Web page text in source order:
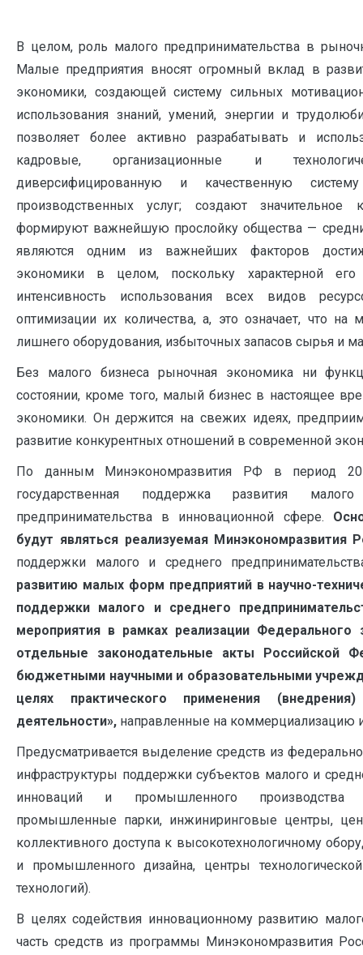
В целом, роль малого предпринимательства в
Малые предприятия вносят огромный вклад в
экономики, создающей систему сильных
использования знаний, умений, энергии и
позволяет более активно разрабатывать и
кадровые, организационные и
диверсифицированную и качественную
производственных услуг; создают
формируют важнейшую прослойку общества —
являются одним из важнейших факторов
экономики в целом, поскольку характерной его
интенсивность использования всех видов
оптимизации их количества, а, это означает, что
лишнего оборудования, избыточных запасов сырья и
Без малого бизнеса рыночная экономика ни
состоянии, кроме того, малый бизнес в настоящее
экономики. Он держится на свежих идеях,
развитие конкурентных отношений в современной
По данным Минэкономразвития РФ в период
государственная поддержка развития
предпринимательства в инновационной сфере.
будут являться реализуемая Минэкономразвития
поддержки малого и среднего
развитию малых форм предприятий в научно-
поддержки малого и среднего
мероприятия в рамках реализации
отдельные законодательные акты Российской
бюджетными научными и образовательными
целях практического применения (внедрения)
деятельности», направленные на коммерциализацию
Предусматривается выделение средств из
инфраструктуры поддержки субъектов малого и
инноваций и промышленного производства
промышленные парки, инжиниринговые центры,
коллективного доступа к высокотехнологичному
и промышленного дизайна, центры
технологий).
В целях содействия инновационному развитию
часть средств из программы Минэкономразвития